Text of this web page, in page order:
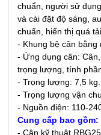
chuẩn, người sử
và cài đặt độ sáng,
chuẩn, hiển thị quá
- Khung bệ cân bằng
- Ứng dụng cân:
trọng lượng, tính
- Trọng lượng: 7,5 kg.
- Trọng lượng vận
- Nguồn điện: 110-
Cung cấp bao gồm:
- Cân kỹ thuật